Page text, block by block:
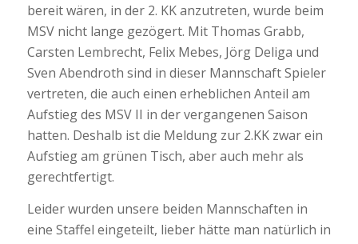
bereit wären, in der 2. KK anzutreten, wurde beim
MSV nicht lange gezögert. Mit Thomas Grabb,
Carsten Lembrecht, Felix Mebes, Jörg Deliga und
Sven Abendroth sind in dieser Mannschaft Spieler
vertreten, die auch einen erheblichen Anteil am
Aufstieg des MSV II in der vergangenen Saison
hatten. Deshalb ist die Meldung zur 2.KK zwar ein
Aufstieg am grünen Tisch, aber auch mehr als
gerechtfertigt.
Leider wurden unsere beiden Mannschaften in
eine Staffel eingeteilt, lieber hätte man natürlich in